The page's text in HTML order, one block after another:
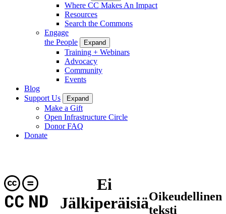
Where CC Makes An Impact
Resources
Search the Commons
Engage
the People
Expand
Training + Webinars
Advocacy
Community
Events
Blog
Support Us
Expand
Make a Gift
Open Infrastructure Circle
Donor FAQ
Donate
Ei
Jälkiperäisiä
CC ND
Oikeudellinen
teksti